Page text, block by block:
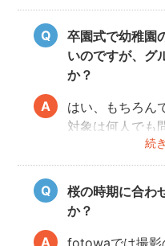
ィもあります。
10年後、20年
たと思っていた
卒園式で幼稚園
いのですが、グ
か？
続
はい、もちろん
対象は何人でも
一緒に素敵な思
桜の時期に合わ
か？